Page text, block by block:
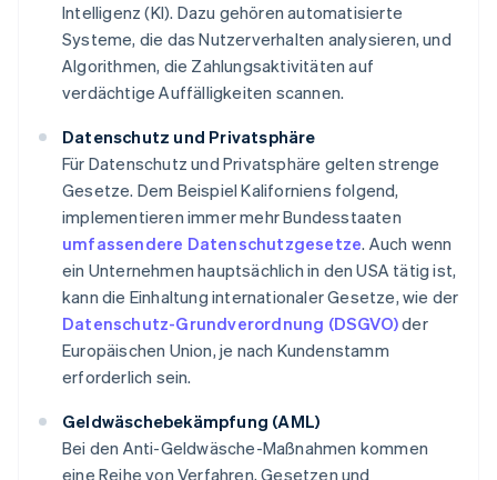
Intelligenz (KI). Dazu gehören automatisierte
Systeme, die das Nutzerverhalten analysieren, und
Algorithmen, die Zahlungsaktivitäten auf
verdächtige Auffälligkeiten scannen.
Datenschutz und Privatsphäre
Für Datenschutz und Privatsphäre gelten strenge
Gesetze. Dem Beispiel Kaliforniens folgend,
implementieren immer mehr Bundesstaaten
umfassendere Datenschutzgesetze. Auch wenn
ein Unternehmen hauptsächlich in den USA tätig ist,
kann die Einhaltung internationaler Gesetze, wie der
Datenschutz-Grundverordnung (DSGVO)der
Europäischen Union, je nach Kundenstamm
erforderlich sein.
Geldwäschebekämpfung (AML)
Bei den Anti-Geldwäsche-Maßnahmen kommen
eine Reihe von Verfahren, Gesetzen und